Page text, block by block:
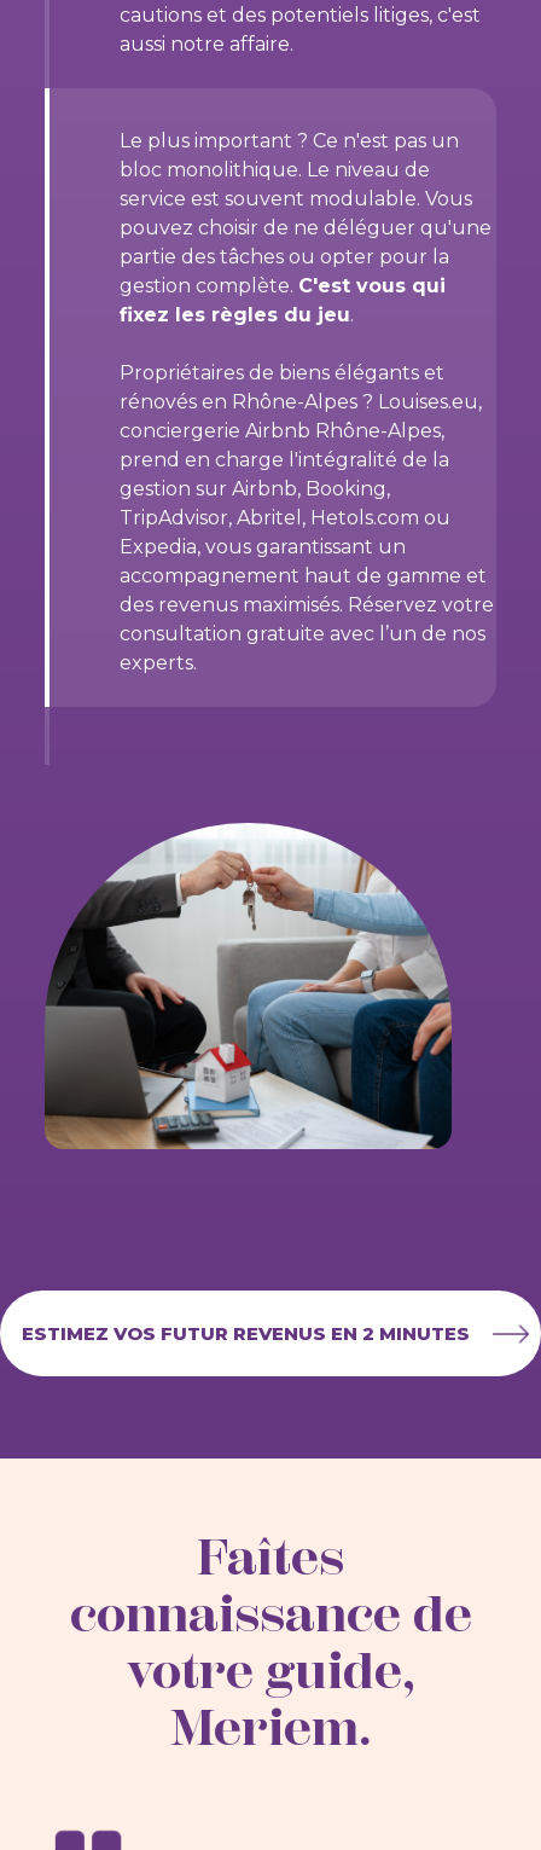
cautions et des potentiels litiges, c'est
aussi notre affaire.
Le plus important ? Ce n'est pas un
bloc monolithique. Le niveau de
service est souvent modulable. Vous
pouvez choisir de ne déléguer qu'une
partie des tâches ou opter pour la
gestion complète. C'est vous qui
fixez les règles du jeu.
Propriétaires de biens élégants et
rénovés en Rhône-Alpes ? Louises.eu,
conciergerie Airbnb Rhône-Alpes,
prend en charge l'intégralité de la
gestion sur Airbnb, Booking,
TripAdvisor, Abritel, Hetols.com ou
Expedia, vous garantissant un
accompagnement haut de gamme et
des revenus maximisés. Réservez votre
consultation gratuite avec l’un de nos
experts.
ESTIMEZ VOS FUTUR REVENUS EN 2 MINUTES
Faîtes
connaissance de
votre guide,
Meriem.